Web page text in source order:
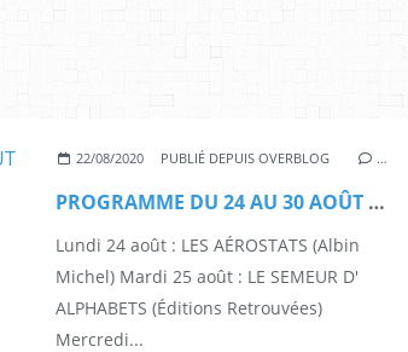
22/08/2020 PUBLIÉ DEPUIS OVERBLOG …
PROGRAMME DU 24 AU 30 AOÛT 2020
Lundi 24 août : LES AÉROSTATS (Albin
Michel) Mardi 25 août : LE SEMEUR D'
ALPHABETS (Éditions Retrouvées)
Mercredi...